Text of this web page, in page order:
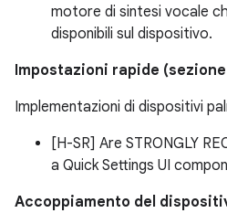
motore di sintesi vocale
disponibili sul dispositivo.
Impostazioni rapide (sezione
Implementazioni di dispositivi
[H-SR] Are STRONGLY
a Quick Settings UI
Accoppiamento del